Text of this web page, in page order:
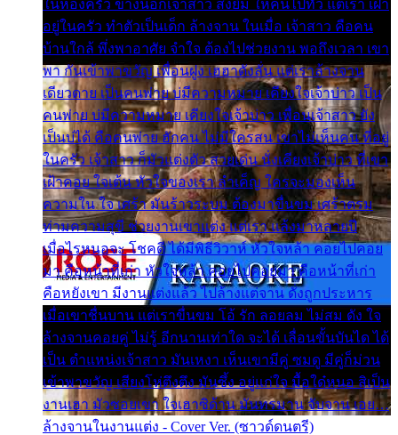
ในห้องครัว ข้างนอกเจ้าสาว ส่งยิ้ม ให้คนไปทั่ว แต่เรา เฝ้า
อยู่ในครัว ทำตัวเป็นเด็ก ล้างจาน ในเมื่อ เจ้าสาว คือคน
บ้านใกล้ พึ่งพาอาศัย จำใจ ต้องไปช่วยงาน พอถึงเวลา เขา
พา กันเข้าพาขวัญ เพื่อนฝูง เฮฮาดังลั่น แต่เราล้างจาน
เดียวดาย เป็นคนพ่าย บ่มีความหมาย เคียงใจเจ้าบ่าว เป็น
คนพ่าย บ่มีความหมาย เคียงใจเจ้าบ่าว เพื่อนเจ้าสาว ยัง
เป็นบ่ได้ คือคนพ่าย ฮักคน ไม่มีใครสน เขาไม่เห็นคน ที่อยู่
ในครัว เจ้าสาว ก็มัวแต่งตัว สวยเด่น นั่งเคียงเจ้าบ่าว ที่เขา
เฝ้าคอย ใจเต้น หัวใจของเรา ลำเค็ญ ใครจะมองเห็น
ความใน ใจ เศร้า มันร้าวระบม ต้องมาขื่นขม เศร้าตรม
ท่ามความสุขี ช่วยงานเขาแต่ง แต่เรา แล้งมาหลายปี
เมื่อไรหนอจะ โชคดี ได้มีพิธีวิวาห์ หัวใจหล้า คอยไปคอย
มา คือหน้าที่เก่า หัวใจหล้า คอยไปคอยมา คือหน้าที่เก่า
คือหยังเขา มีงานแต่งแล้ว ไปล้างแต่จาน ดั่งถูกประหาร
เมื่อเขาชื่นบาน แต่เราขื่นขม โอ้ รัก ลอยลม ไม่สม ดัง ใจ
ล้างจานคอยคู่ ไม่รู้ อีกนานเท่าใด จะได้ เลื่อนขั้นบันได ได้
เป็น ตำแหน่งเจ้าสาว มันเหงา เห็นเขามีคู่ ซมดู มีคู่ก็ม่วน
เข้าพาขวัญ เสียงโห่ตึงตึง มันซึ้ง อยู่แก่ใจ มื้อใด๋หนอ สิเป็น
งานเฮา มัวซอยเขา ใจเฮาซิด้าน มันทรมาน จับจาน เอย…
ล้างจานในงานแต่ง - Cover Ver. (ซาวด์ดนตรี)